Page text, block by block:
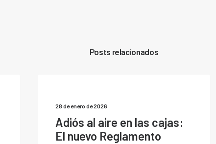
Posts relacionados
28 de enero de 2026
Adiós al aire en las cajas:
El nuevo Reglamento